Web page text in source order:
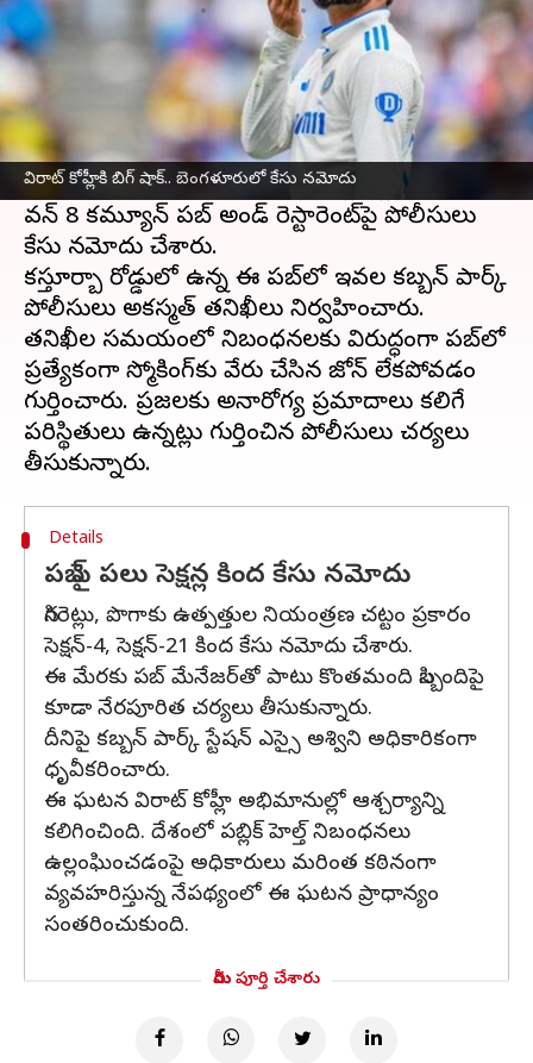
విరాట్ కోహ్లీకి బిగ్ షాక్.. బెంగళూరులో కేసు నమోదు
వ్రాసిన వారు Jayachandra Akuri Jun 02, 2025 11:13 am
టీమిండియా స్టార్ క్రికెటర్విరాట్ కోహ్లీకి అనుకోని
ఎదురుదెబ్బ తగిలింది.
బెంగళూరులో ఆయనకు చెందిన పబ్లిక్ ప్లేస్ అయిన
వన్ 8 కమ్యూన్ పబ్ అండ్ రెస్టారెంట్‌పై పోలీసులు
కేసు నమోదు చేశారు.
కస్తూర్బా రోడ్డులో ఉన్న ఈ పబ్‌లో ఇటీవల కబ్బన్ పార్క్
పోలీసులు అకస్మత్ తనిఖీలు నిర్వహించారు.
తనిఖీల సమయంలో నిబంధనలకు విరుద్ధంగా పబ్‌లో
ప్రత్యేకంగా స్మోకింగ్‌కు వేరు చేసిన జోన్ లేకపోవడం
గుర్తించారు. ప్రజలకు అనారోగ్య ప్రమాదాలు కలిగే
పరిస్థితులు ఉన్నట్లు గుర్తించిన పోలీసులు చర్యలు
Details
పబ్ పై పలు సెక్షన్ల కింద కేసు నమోదు
సిగరెట్లు, పొగాకు ఉత్పత్తుల నియంత్రణ చట్టం ప్రకారం
సెక్షన్-4, సెక్షన్-21 కింద కేసు నమోదు చేశారు.
ఈ మేరకు పబ్ మేనేజర్‌తో పాటు కొంతమంది సిబ్బందిపై
కూడా నేరపూరిత చర్యలు తీసుకున్నారు.
దీనిపై కబ్బన్ పార్క్ స్టేషన్ ఎస్సై అశ్విని అధికారికంగా
ధృవీకరించారు.
ఈ ఘటన విరాట్ కోహ్లీ అభిమానుల్లో ఆశ్చర్యాన్ని
కలిగించింది. దేశంలో పబ్లిక్ హెల్త్ నిబంధనలు
ఉల్లంఘించడంపై అధికారులు మరింత కఠినంగా
వ్యవహరిస్తున్న నేపథ్యంలో ఈ ఘటన ప్రాధాన్యం
సంతరించుకుంది.
మీరు పూర్తి చేశారు